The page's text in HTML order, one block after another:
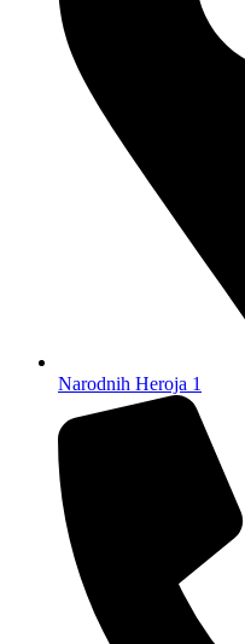
Narodnih Heroja 1